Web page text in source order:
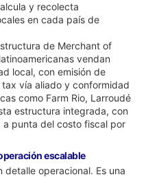
y recolecta
en cada país de
de Merchant of
vendan
local, con emisión de
vía aliado y conformidad
como Farm Rio, Larroudé
estructura integrada, con
punta del costo fiscal por
escalable
detalle operacional. Es una